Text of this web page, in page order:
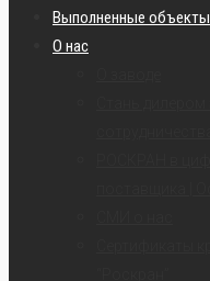
Выполненные объекты
О нас